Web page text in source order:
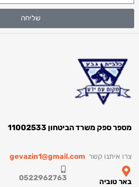
משרד הביטחון 11002533
קשרgevazin1@gmail.com
0522962763